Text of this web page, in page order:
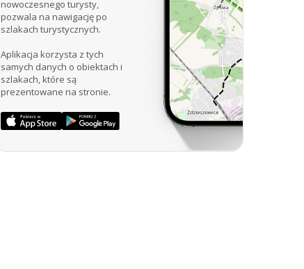
nowoczesnego turysty,
pozwala na nawigację po
szlakach turystycznych.
Aplikacja korzysta z tych
samych danych o obiektach i
szlakach, które są
prezentowane na stronie.